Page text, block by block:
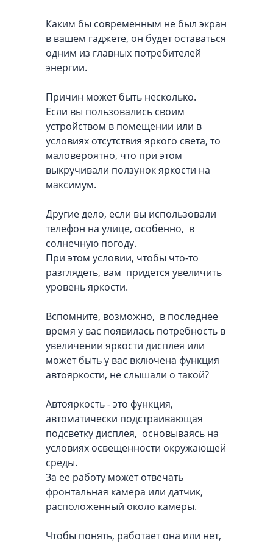
Каким бы современным не был экран
в вашем гаджете, он будет оставаться
одним из главных потребителей
энергии.
Причин может быть несколько.
Если вы пользовались своим
устройством в помещении или в
условиях отсутствия яркого света, то
маловероятно, что при этом
выкручивали ползунок яркости на
максимум.
Другие дело, если вы использовали
телефон на улице, особенно, в
солнечную погоду.
При этом условии, чтобы что-то
разглядеть, вам придется увеличить
уровень яркости.
Вспомните, возможно, в последнее
время у вас появилась потребность в
увеличении яркости дисплея или
может быть у вас включена функция
автояркости, не слышали о такой?
Автояркость - это функция,
автоматически подстраивающая
подсветку дисплея, основываясь на
условиях освещенности окружающей
среды.
За ее работу может отвечать
фронтальная камера или датчик,
расположенный около камеры.
Чтобы понять, работает она или нет,